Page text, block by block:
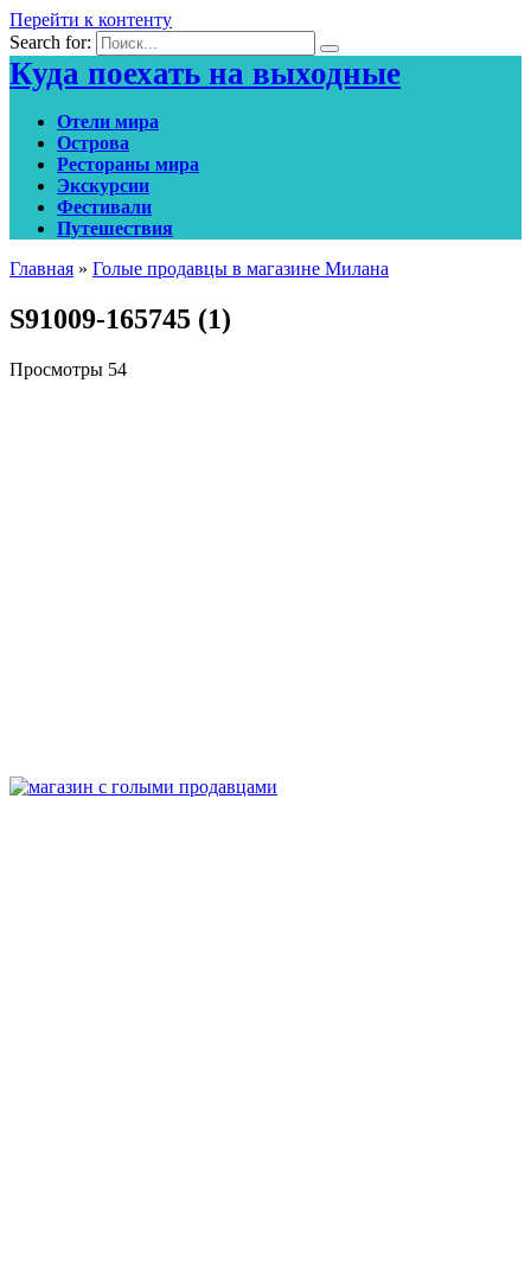
Перейти к контенту
Search for:
Куда поехать на выходные
Отели мира
Острова
Рестораны мира
Экскурсии
Фестивали
Путешествия
Главная » Голые продавцы в магазине Милана
S91009-165745 (1)
Просмотры 54